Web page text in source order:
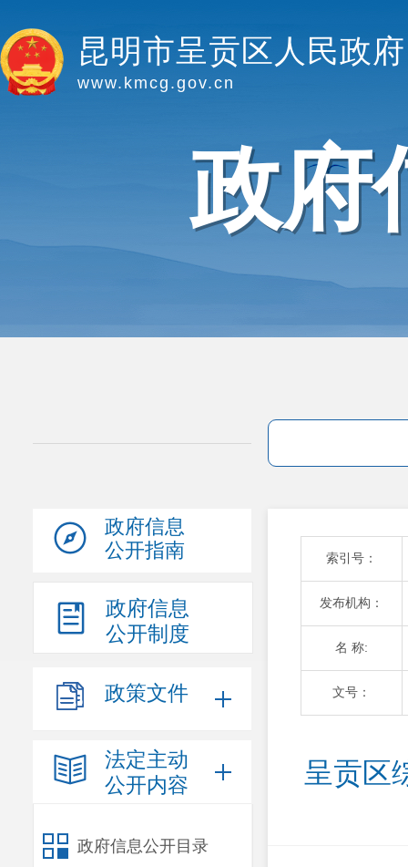
昆明市呈贡区人民政府
www.kmcg.gov.cn
政府
政府信息
公开指南
政府信息
公开制度
政策文件
法定主动
公开内容
政府信息公开目录
索引号：
发布机构：
名 称:
文号：
呈贡区